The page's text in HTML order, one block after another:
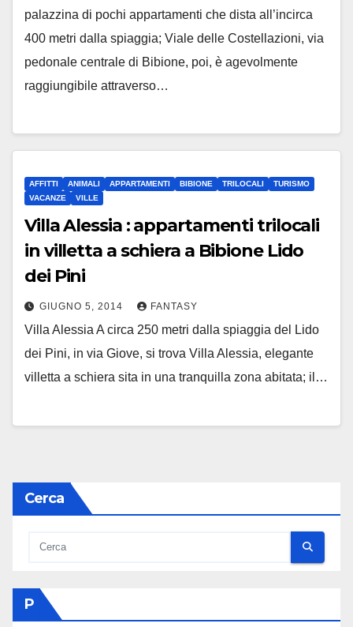
palazzina di pochi appartamenti che dista all’incirca
400 metri dalla spiaggia; Viale delle Costellazioni, via
pedonale centrale di Bibione, poi, è agevolmente
raggiungibile attraverso…
AFFITTI ANIMALI APPARTAMENTI BIBIONE TRILOCALI
TURISMO
VACANZE
VILLE
Villa Alessia : appartamenti trilocali
in villetta a schiera a Bibione Lido
dei Pini
GIUGNO 5, 2014 FANTASY
Villa Alessia A circa 250 metri dalla spiaggia del Lido
dei Pini, in via Giove, si trova Villa Alessia, elegante
villetta a schiera sita in una tranquilla zona abitata; il…
Cerca
P